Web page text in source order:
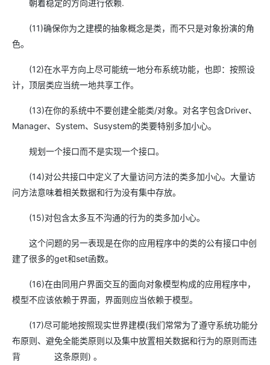
朝着稳定的方向进行依赖.
(11)确保你为之建模的抽象概念是类，而不只是对象扮演的角
色。
(12)在水平方向上尽可能统一地分布系统功能，也即：按照设
计，顶层类应当统一地共享工作。
(13)在你的系统中不要创建全能类/对象。对名字包含Driver、
Manager、System、Susystem的类要特别多加小心。
规划一个接口而不是实现一个接口。
(14)对公共接口中定义了大量访问方法的类多加小心。大量访
问方法意味着相关数据和行为没有集中存放。
(15)对包含太多互不沟通的行为的类多加小心。
这个问题的另一表现是在你的应用程序中的类的公有接口中创
建了很多的get和set函数。
(16)在由同用户界面交互的面向对象模型构成的应用程序中，
模型不应该依赖于界面，界面则应当依赖于模型。
(17)尽可能地按照现实世界建模(我们常常为了遵守系统功能分
布原则、避免全能类原则以及集中放置相关数据和行为的原则而违
背 这条原则) 。